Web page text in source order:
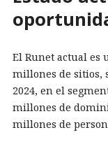
El Runet actual es
millones de sitios,
2024, en el
millones de
millones de